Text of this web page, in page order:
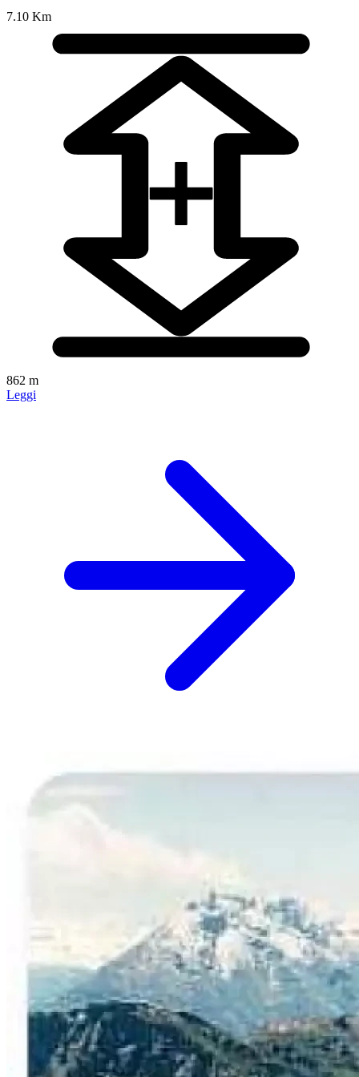
7.10 Km
862 m
Leggi